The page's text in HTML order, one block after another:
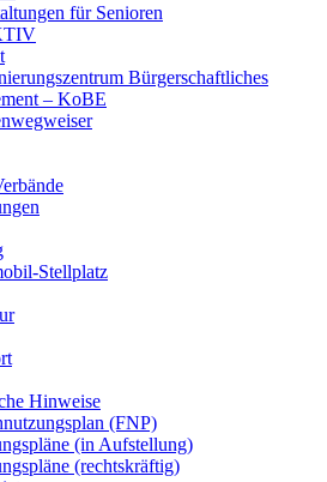
für Senioren
Bürgerschaftliches
– KoBE
Stellplatz
Hinweise
(FNP)
(in Aufstellung)
(rechtskräftig)